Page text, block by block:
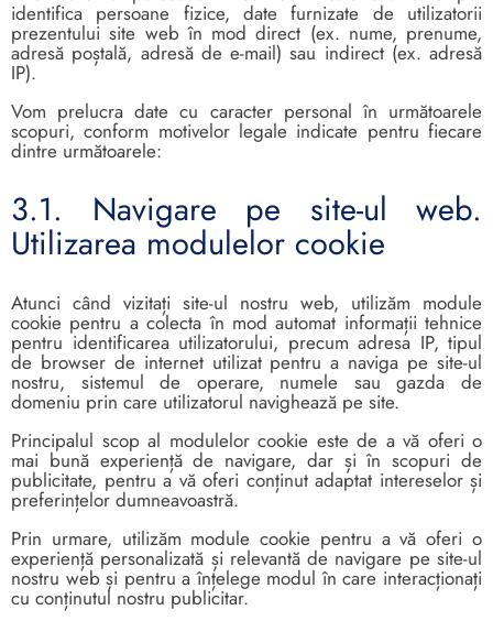
identifica persoane fizice, date furnizate de utilizatorii
prezentului site web în mod direct (ex. nume, prenume,
adresă poștală, adresă de e-mail) sau indirect (ex. adresă
IP).
Vom prelucra date cu caracter personal în următoarele
scopuri, conform motivelor legale indicate pentru fiecare
dintre următoarele:
3.1. Navigare pe site-ul web.
Utilizarea modulelor cookie
Atunci când vizitați site-ul nostru web, utilizăm module
cookie pentru a colecta în mod automat informații tehnice
pentru identificarea utilizatorului, precum adresa IP, tipul
de browser de internet utilizat pentru a naviga pe site-ul
nostru, sistemul de operare, numele sau gazda de
domeniu prin care utilizatorul navighează pe site.
Principalul scop al modulelor cookie este de a vă oferi o
mai bună experiență de navigare, dar și în scopuri de
publicitate, pentru a vă oferi conținut adaptat intereselor și
preferințelor dumneavoastră.
Prin urmare, utilizăm module cookie pentru a vă oferi o
experiență personalizată și relevantă de navigare pe site-ul
nostru web și pentru a înțelege modul în care interacționați
cu conținutul nostru publicitar.